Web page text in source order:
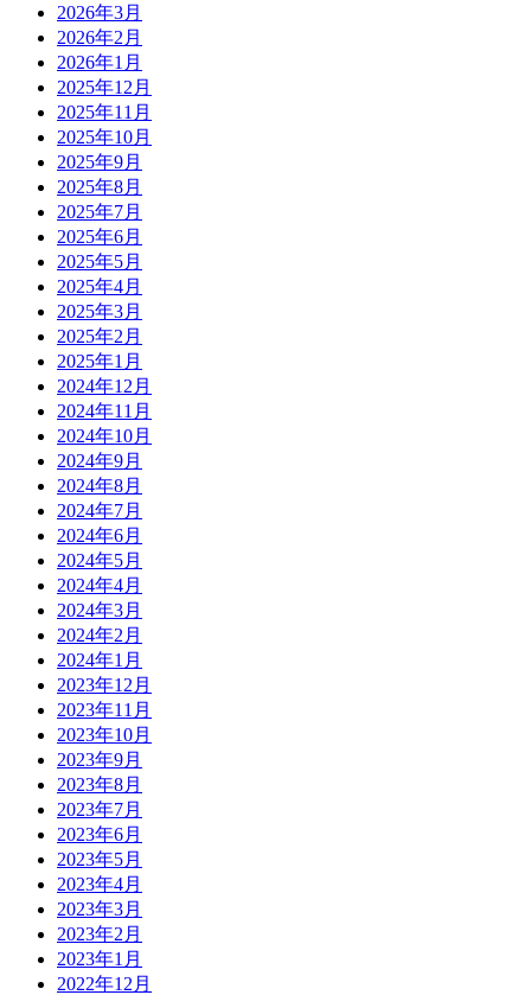
2026年3月
2026年2月
2026年1月
2025年12月
2025年11月
2025年10月
2025年9月
2025年8月
2025年7月
2025年6月
2025年5月
2025年4月
2025年3月
2025年2月
2025年1月
2024年12月
2024年11月
2024年10月
2024年9月
2024年8月
2024年7月
2024年6月
2024年5月
2024年4月
2024年3月
2024年2月
2024年1月
2023年12月
2023年11月
2023年10月
2023年9月
2023年8月
2023年7月
2023年6月
2023年5月
2023年4月
2023年3月
2023年2月
2023年1月
2022年12月